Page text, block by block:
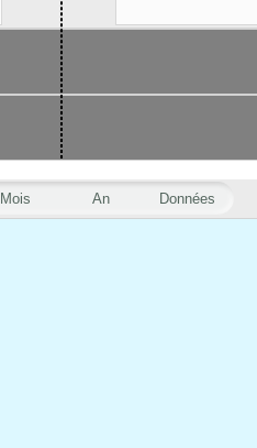
Mois An Données